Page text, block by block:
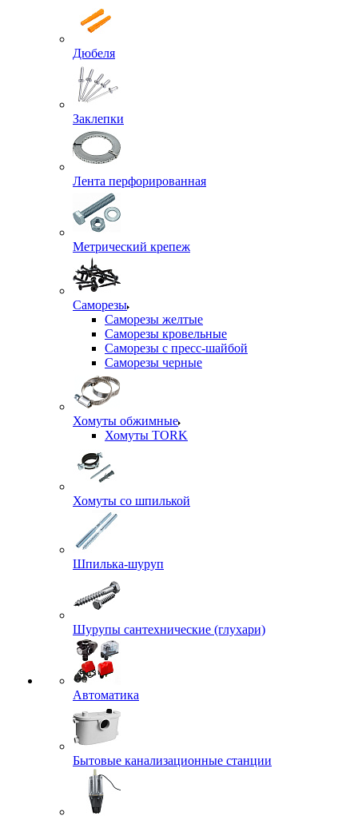
Дюбеля
Заклепки
Лента перфорированная
Метрический крепеж
Саморезы
Саморезы желтые
Саморезы кровельные
Саморезы с пресс-шайбой
Саморезы черные
Хомуты обжимные
Хомуты TORK
Хомуты со шпилькой
Шпилька-шуруп
Шурупы сантехнические (глухари)
Автоматика
Бытовые канализационные станции